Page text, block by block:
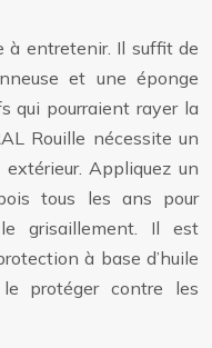
à entretenir. Il suffit de
et une éponge
qui pourraient rayer la
Rouille nécessite un
Appliquez un
tous les ans pour
grisaillement. Il est
à base d’huile
protéger contre les